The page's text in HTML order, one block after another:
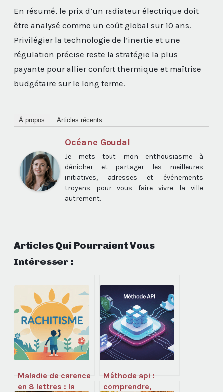
En résumé, le prix d’un radiateur électrique doit
être analysé comme un coût global sur 10 ans.
Privilégier la technologie de l’inertie et une
régulation précise reste la stratégie la plus
payante pour allier confort thermique et maîtrise
budgétaire sur le long terme.
À propos Articles récents
Océane Goudal
Je mets tout mon enthousiasme à
dénicher et partager les meilleures
initiatives, adresses et événements
troyens pour vous faire vivre la ville
autrement.
Articles Qui Pourraient Vous
Intéresser :
Maladie de carence
en 8 lettres : la
Méthode api :
comprendre,